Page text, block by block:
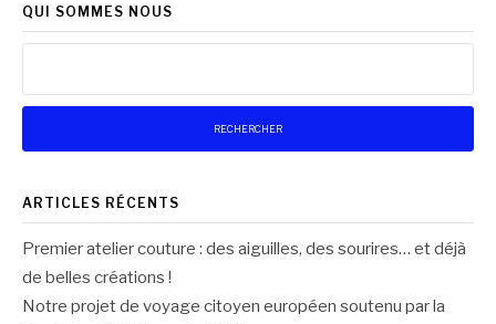
QUI SOMMES NOUS
ARTICLES RÉCENTS
Premier atelier couture : des aiguilles, des sourires… et déjà
de belles créations !
Notre projet de voyage citoyen européen soutenu par la